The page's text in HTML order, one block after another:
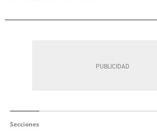
Secciones